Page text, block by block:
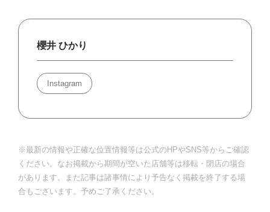
櫻井 ひかり
Instagram
※最新の情報や正確な位置情報等は公式のHPやSNS等からご確認
ください。なお掲載から期間が空いた店舗等は移転・閉店の場合
があります。また記事は諸事情により予告なく掲載を終了する場
合もございます。予めご了承ください。